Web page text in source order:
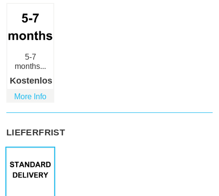
5-7
months...
Kostenlos
More Info
LIEFERFRIST